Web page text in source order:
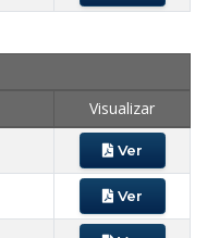
Visualizar
Ver
Ver